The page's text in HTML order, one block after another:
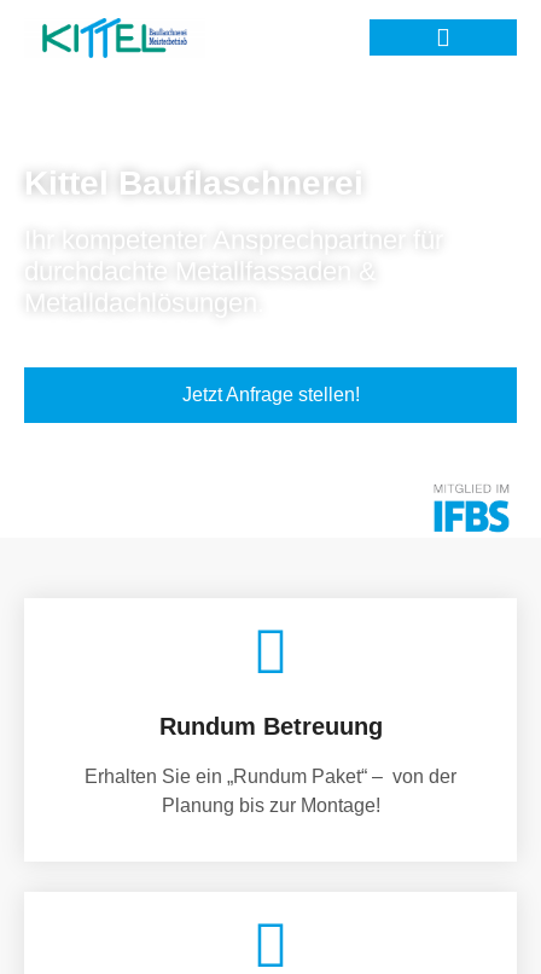
Kittel Bauflaschnerei
Ihr kompetenter Ansprechpartner für
durchdachte Metallfassaden &
Metalldachlösungen.
Jetzt Anfrage stellen!
Rundum Betreuung
Erhalten Sie ein „Rundum Paket“ – von der
Planung bis zur Montage!